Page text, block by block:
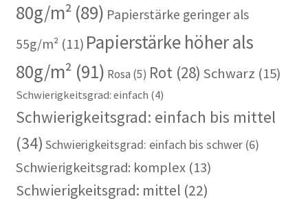
80g/m²(89) Papierstärke geringer als
55g/m²(11) Papierstärke höher als
80g/m² (91) Rosa (5) Rot(28) Schwarz (15)
Schwierigkeitsgrad: einfach (4)
Schwierigkeitsgrad: einfach bis mittel
(34) Schwierigkeitsgrad: einfach bis schwer(6)
Schwierigkeitsgrad: komplex(13)
Schwierigkeitsgrad: mittel (22)